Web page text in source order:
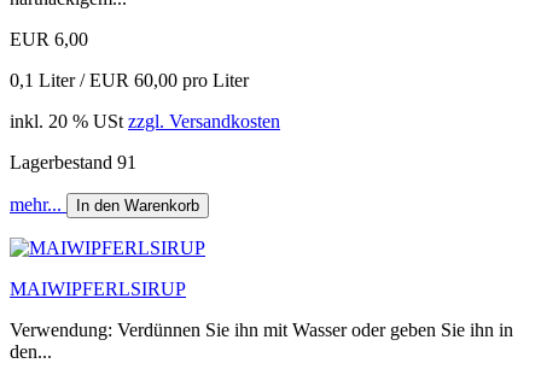
EUR 6,00
0,1 Liter / EUR 60,00 pro Liter
inkl. 20 % USt zzgl. Versandkosten
Lagerbestand 91
mehr... In den Warenkorb
MAIWIPFERLSIRUP
Verwendung: Verdünnen Sie ihn mit Wasser oder geben Sie ihn in
den...